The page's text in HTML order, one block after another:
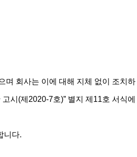
며 회사는 이에 대해 지체 없이 조치하
시(제2020-7호)” 별지 제11호 서식에
니다.